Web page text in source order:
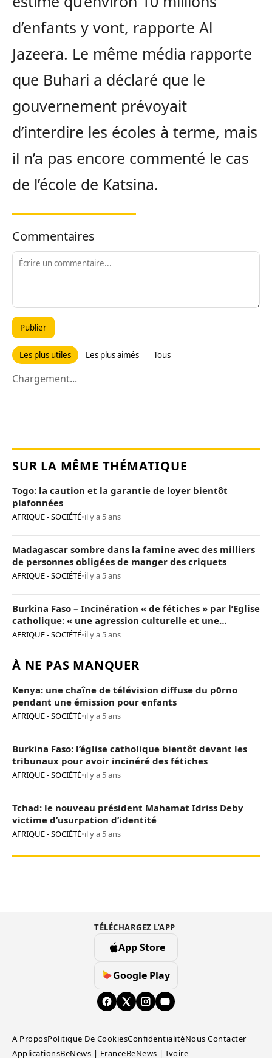
d’enfants y vont, rapporte Al
Jazeera. Le même média rapporte
que Buhari a déclaré que le
gouvernement prévoyait
d’interdire les écoles à terme, mais
il n’a pas encore commenté le cas
de l’école de Katsina.
Commentaires
Publier
Les plus utiles Les plus aimés Tous
Chargement...
SUR LA MÊME THÉMATIQUE
Togo: la caution et la garantie de loyer bientôt
plafonnées
AFRIQUE - SOCIÉTÉ•il y a 5 ans
Madagascar sombre dans la famine avec des milliers
de personnes obligées de manger des criquets
AFRIQUE - SOCIÉTÉ•il y a 5 ans
Burkina Faso – Incinération « de fétiches » par l’Eglise
catholique: « une agression culturelle et une
provocation de trop »
AFRIQUE - SOCIÉTÉ•il y a 5 ans
À NE PAS MANQUER
Kenya: une chaîne de télévision diffuse du p0rno
pendant une émission pour enfants
AFRIQUE - SOCIÉTÉ•il y a 5 ans
Burkina Faso: l’église catholique bientôt devant les
tribunaux pour avoir incinéré des fétiches
AFRIQUE - SOCIÉTÉ•il y a 5 ans
Tchad: le nouveau président Mahamat Idriss Deby
victime d’usurpation d’identité
AFRIQUE - SOCIÉTÉ•il y a 5 ans
TÉLÉCHARGEZ L’APP
App Store
Google Play
A ProposPolitique De CookiesConfidentialitéNous Contacter
ApplicationsBeNews | FranceBeNews | Ivoire